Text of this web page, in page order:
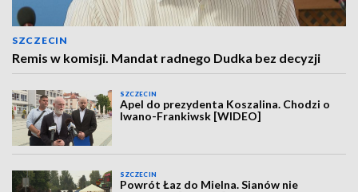
SZCZECIN
Remis w komisji. Mandat radnego Dudka bez decyzji
SZCZECIN
Apel do prezydenta Koszalina. Chodzi o
Iwano-Frankiwsk [WIDEO]
SZCZECIN
Powrót Łaz do Mielna. Sianów nie